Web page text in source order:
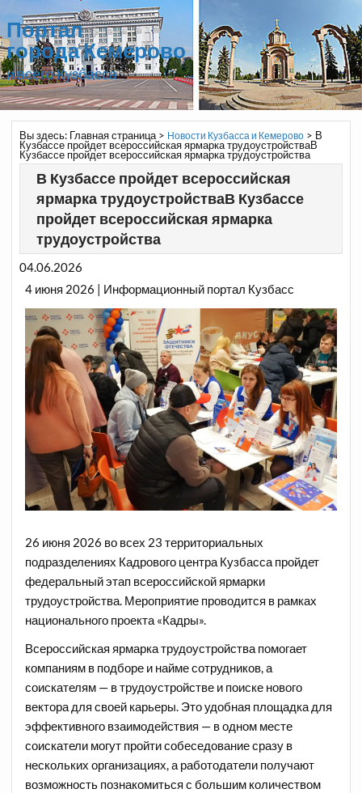
Портал
города Кемерово
и всего Кузбасса
Вы здесь: Главная страница> Новости Кузбасса и Кемерово> В
Кузбассе пройдет всероссийская ярмарка трудоустройстваВ
Кузбассе пройдет всероссийская ярмарка трудоустройства
В Кузбассе пройдет всероссийская
ярмарка трудоустройстваВ Кузбассе
пройдет всероссийская ярмарка
трудоустройства
04.06.2026
4 июня 2026 | Информационный портал Кузбасс
26 июня 2026 во всех 23 территориальных
подразделениях Кадрового центра Кузбасса пройдет
федеральный этап всероссийской ярмарки
трудоустройства. Мероприятие проводится в рамках
национального проекта «Кадры».
Всероссийская ярмарка трудоустройства помогает
компаниям в подборе и найме сотрудников, а
соискателям — в трудоустройстве и поиске нового
вектора для своей карьеры. Это удобная площадка для
эффективного взаимодействия — в одном месте
соискатели могут пройти собеседование сразу в
нескольких организациях, а работодатели получают
возможность познакомиться с большим количеством